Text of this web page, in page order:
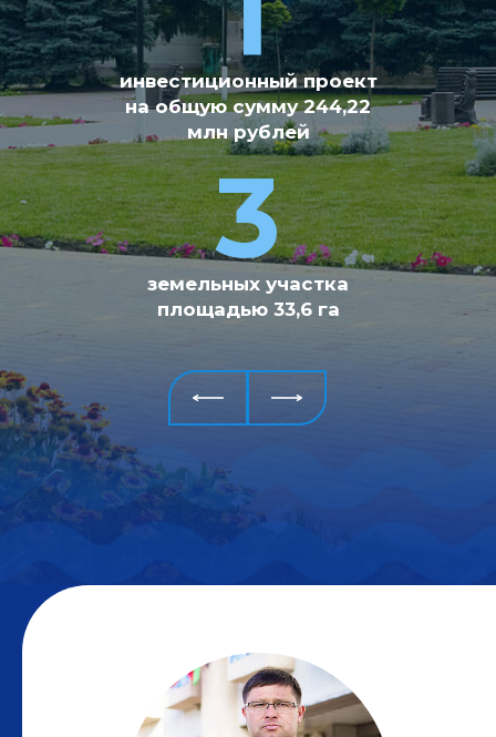
инвестиционный проект
на общую сумму 244,22
млн рублей
3
земельных участка
площадью 33,6 га
крупных проекта
реализованоза 2022-
2024гг. на общуюсумму
3,5 млрд рублей
2
крупных проекта
общую